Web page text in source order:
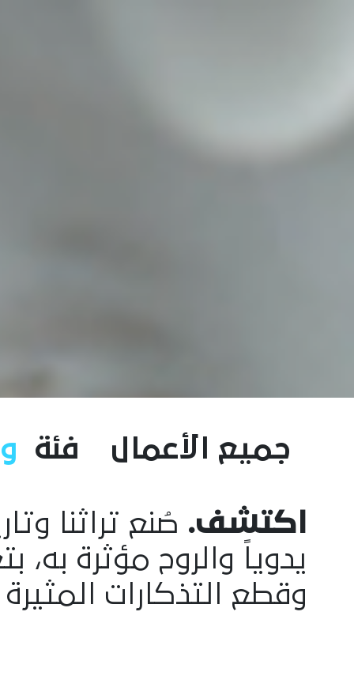
جميع الأعمال فئة
اكتشف. صُنع تراثنا
يدوياً والروح مؤثرة
وقطع التذكارات